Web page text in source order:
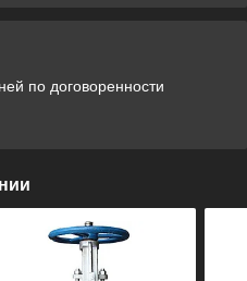
по договоренности